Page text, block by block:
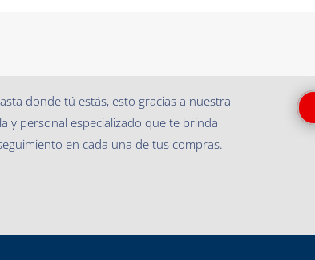
donde tú estás, esto gracias a nuestra
y personal especializado que te brinda
en cada una de tus compras.